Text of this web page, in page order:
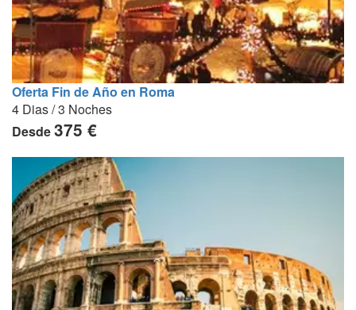
Oferta Fin de Año en Roma
4 Dias / 3 Noches
Desde375 €